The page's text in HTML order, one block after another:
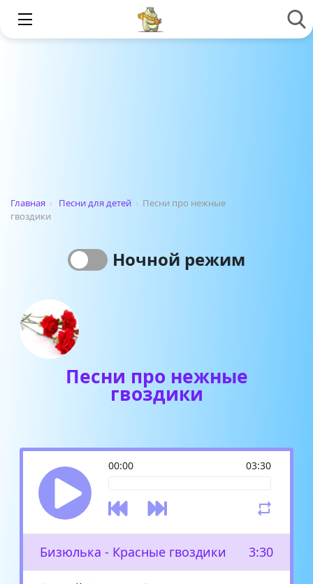
Главная › Песни для детей › Песни про нежные
гвоздики
Ночной режим
Песни про нежные
гвоздики
00:00 03:30
Бизюлька - Красные гвоздики 3:30